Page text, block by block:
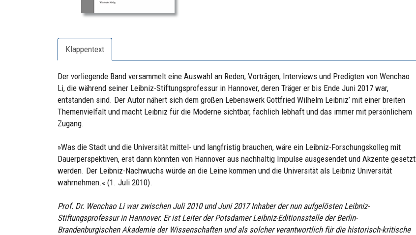
Klappentext
Der vorliegende Band versammelt eine Auswahl an Reden, Vorträgen, Interviews und Predigten von Wenchao
Li, die während seiner Leibniz-Stiftungsprofessur in Hannover, deren Träger er bis Ende Juni 2017 war,
entstanden sind. Der Autor nähert sich dem großen Lebenswerk Gottfried Wilhelm Leibniz’ mit einer breiten
Themenvielfalt und macht Leibniz für die Moderne sichtbar, fachlich lebhaft und das immer mit persönlichem
Zugang.
»Was die Stadt und die Universität mittel- und langfristig brauchen, wäre ein Leibniz-Forschungskolleg mit
Dauerperspektiven, erst dann könnten von Hannover aus nachhaltig Impulse ausgesendet und Akzente gesetzt
werden. Der Leibniz-Nachwuchs würde an die Leine kommen und die Universität als Leibniz Universität
wahrnehmen.« (1. Juli 2010).
Prof. Dr. Wenchao Li war zwischen Juli 2010 und Juni 2017 Inhaber der nun aufgelösten Leibniz-
Stiftungsprofessur in Hannover. Er ist Leiter der Potsdamer Leibniz-Editionsstelle der Berlin-
Brandenburgischen Akademie der Wissenschaften und als solcher verantwortlich für die historisch-kritische